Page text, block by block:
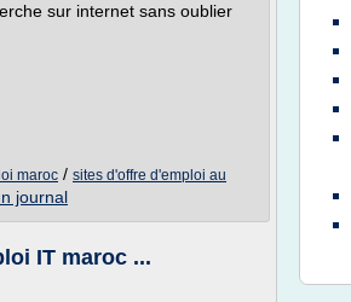
sur internet sans oublier
maroc / sites d'offre d'emploi au
journal
IT maroc ...